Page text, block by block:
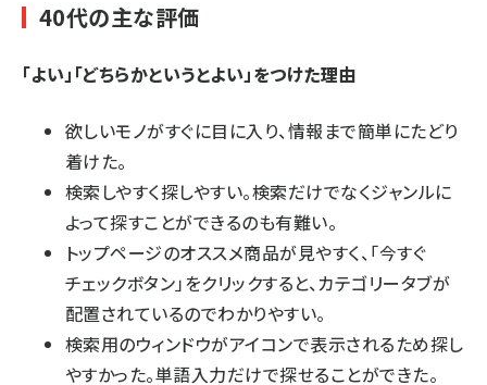
40代の主な評価
「よい」「どちらかというとよい」をつけた理由
欲しいモノがすぐに目に入り、情報まで簡単にたどり
着けた。
検索しやすく探しやすい。検索だけでなくジャンルに
よって探すことができるのも有難い。
トップページのオススメ商品が見やすく、「今すぐ
チェックボタン」をクリックすると、カテゴリータブが
配置されているのでわかりやすい。
検索用のウィンドウがアイコンで表示されるため探し
やすかった。単語入力だけで探せることができた。